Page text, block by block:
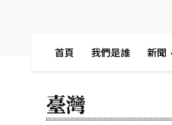
首頁 我們是誰 新聞
臺灣